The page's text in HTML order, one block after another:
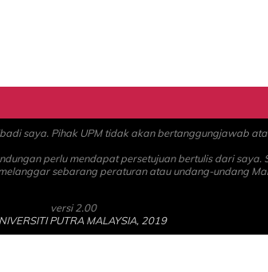
saya. Pihak UPM tidak akan bertanggungjawab
perlu mendapat persetujuan bertulis dari
sebarang peraturan atau undang-undang
versi 2.00
PUTRA MALAYSIA, 2019